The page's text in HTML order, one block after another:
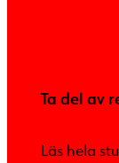
Ta del av
Läs hela